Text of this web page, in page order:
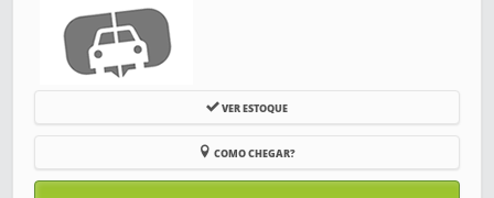
VER ESTOQUE
COMO CHEGAR?